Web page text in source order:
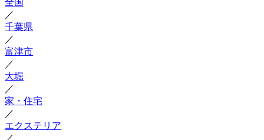
全国
／
千葉県
／
富津市
／
大堀
／
家・住宅
／
エクステリア
／